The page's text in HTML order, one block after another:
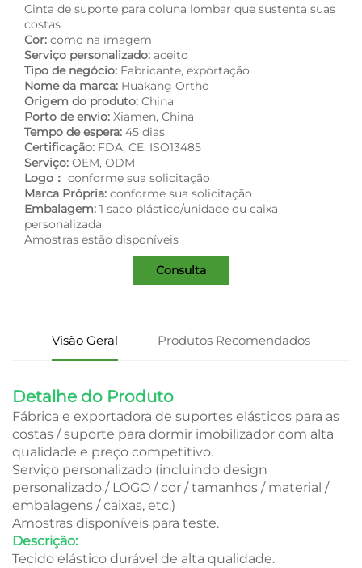
Cinta de suporte para coluna lombar que sustenta suas
costas
Cor: como na imagem
Serviço personalizado: aceito
Tipo de negócio: Fabricante, exportação
Nome da marca: Huakang Ortho
Origem do produto: China
Porto de envio: Xiamen, China
Tempo de espera: 45 dias
Certificação: FDA, CE, ISO13485
Serviço: OEM, ODM
Logo： conforme sua solicitação
Marca Própria: conforme sua solicitação
Embalagem: 1 saco plástico/unidade ou caixa
personalizada
Amostras estão disponíveis
Consulta
Visão Geral Produtos Recomendados
Detalhe do Produto
Fábrica e exportadora de suportes elásticos para as
costas / suporte para dormir imobilizador com alta
qualidade e preço competitivo.
Serviço personalizado (incluindo design
personalizado / LOGO / cor / tamanhos / material /
embalagens / caixas, etc.)
Amostras disponíveis para teste.
Descrição:
Tecido elástico durável de alta qualidade.